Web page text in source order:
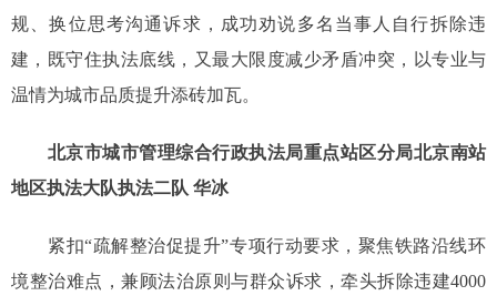
规、换位思考沟通诉求，成功劝说多名当事人自行拆除违
建，既守住执法底线，又最大限度减少矛盾冲突，以专业与
温情为城市品质提升添砖加瓦。
北京市城市管理综合行政执法局重点站区分局北京南站
地区执法大队执法二队 华冰
紧扣“疏解整治促提升”专项行动要求，聚焦铁路沿线环
境整治难点，兼顾法治原则与群众诉求，牵头拆除违建4000